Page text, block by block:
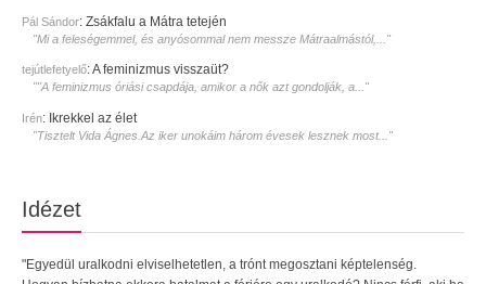
Pál Sándor: Zsákfalu a Mátra tetején
"Mi a feleségemmel, és anyósommal nem messze Mátraalmástól,..."
tejútlefetyelő:A feminizmus visszaüt?
""A feminizmus óriási csapdája, amikor a nők azt gondolják, a..."
Irén: Ikrekkel az élet
"Tisztelt Vida Ágnes.Az iker unokáim három évesek lesznek most..."
Idézet
"Egyedül uralkodni elviselhetetlen, a trónt megosztani képtelenség.